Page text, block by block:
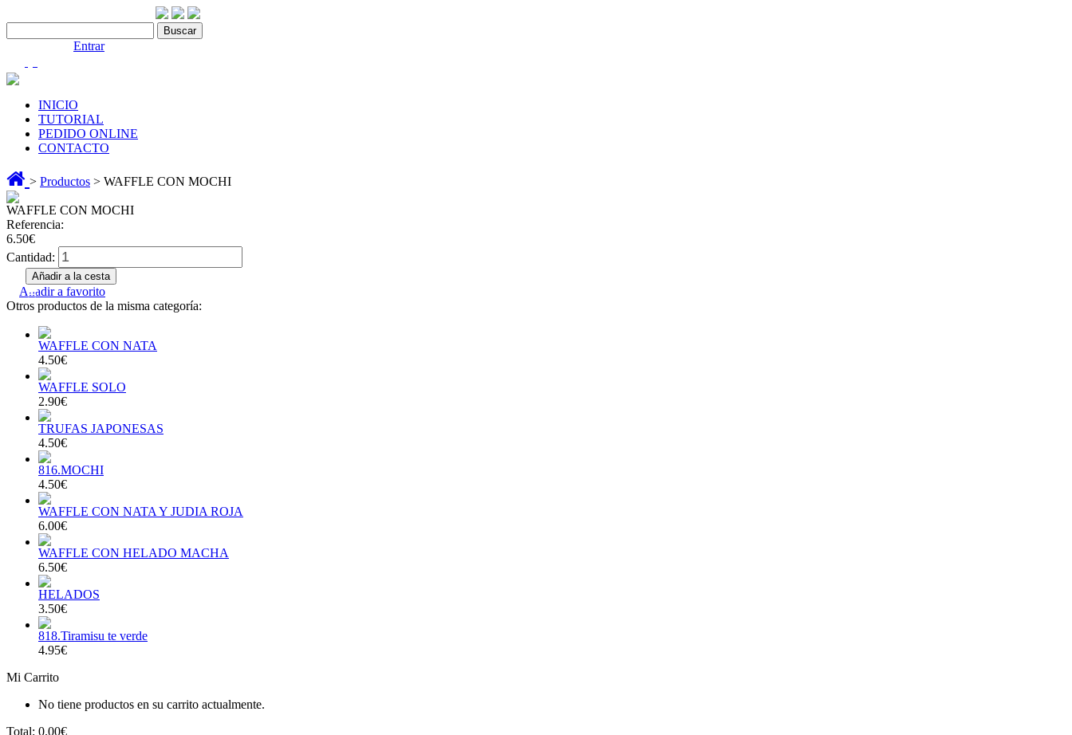
Entrar
INICIO
TUTORIAL
PEDIDO ONLINE
CONTACTO
> Productos > WAFFLE CON MOCHI
WAFFLE CON MOCHI
Referencia:
6.50€
Cantidad:
Añadir a favorito
Otros productos de la misma categoría:
WAFFLE CON NATA
4.50€
WAFFLE SOLO
2.90€
TRUFAS JAPONESAS
4.50€
816.MOCHI
4.50€
WAFFLE CON NATA Y JUDIA ROJA
6.00€
WAFFLE CON HELADO MACHA
6.50€
HELADOS
3.50€
818.Tiramisu te verde
4.95€
Mi Carrito
No tiene productos en su carrito actualmente.
Total: 0.00€